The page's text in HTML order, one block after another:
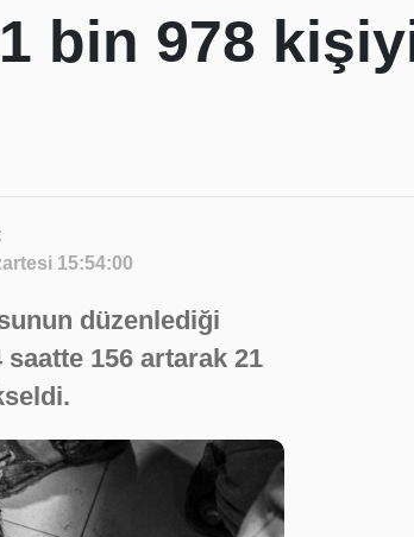
bin 978
15:54:00
düzenlediği
saatte 156 artarak 21